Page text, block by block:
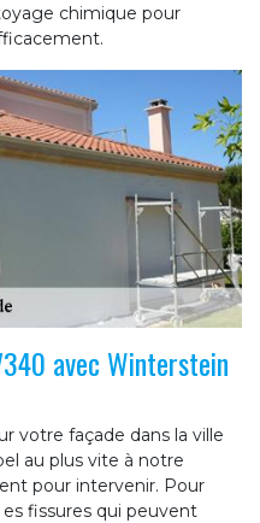
chimique pour
avec Winterstein
votre façade dans la ville
au plus vite à notre
pour intervenir. Pour
fissures qui peuvent